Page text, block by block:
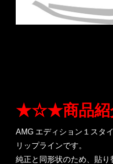
★☆★商品
AMG エディション１スタ
リップラインです。
純正と同形状のため、貼り